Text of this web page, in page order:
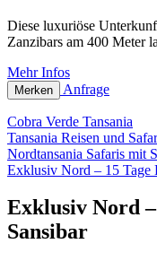
Diese luxuriöse
Zanzibars am 400 Meter
Mehr Infos
Merken Anfrage
Cobra Verde Tansania
Tansania Reisen und
Nordtansania Safaris mit
Exklusiv Nord – 15 Tage
Exklusiv Nord
Sansibar